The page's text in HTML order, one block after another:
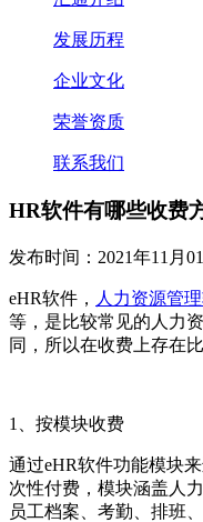
发展历程
企业文化
荣誉资质
联系我们
HR软件有哪些收费
发布时间：2021年11月
eHR软件， 人力资源管
等，是比较常见的人力资
同，所以在收费上存在
1 、按模块收费
通过eHR软件功能模块
次性付费，模块涵盖人
员工档案、考勤、排班